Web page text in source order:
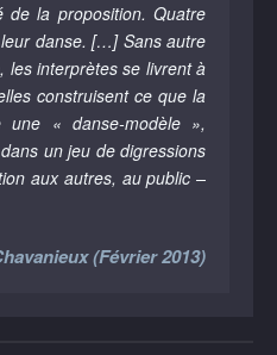
de la proposition. Quatre
danse. […] Sans autre
les interprètes se livrent à
construisent ce que la
une « danse-modèle »,
un jeu de digressions
aux autres, au public –
(Février 2013)